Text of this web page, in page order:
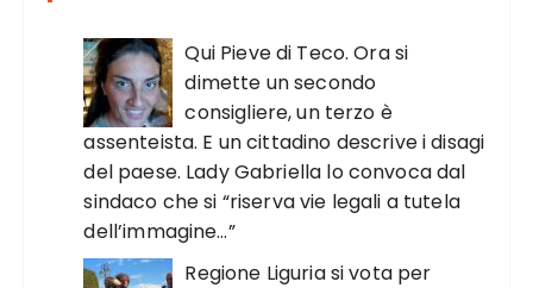
Qui Pieve di Teco. Ora si
dimette un secondo
consigliere, un terzo è
assenteista. E un cittadino descrive i disagi
del paese. Lady Gabriella lo convoca dal
sindaco che si “riserva vie legali a tutela
dell’immagine…”
Regione Liguria si vota per